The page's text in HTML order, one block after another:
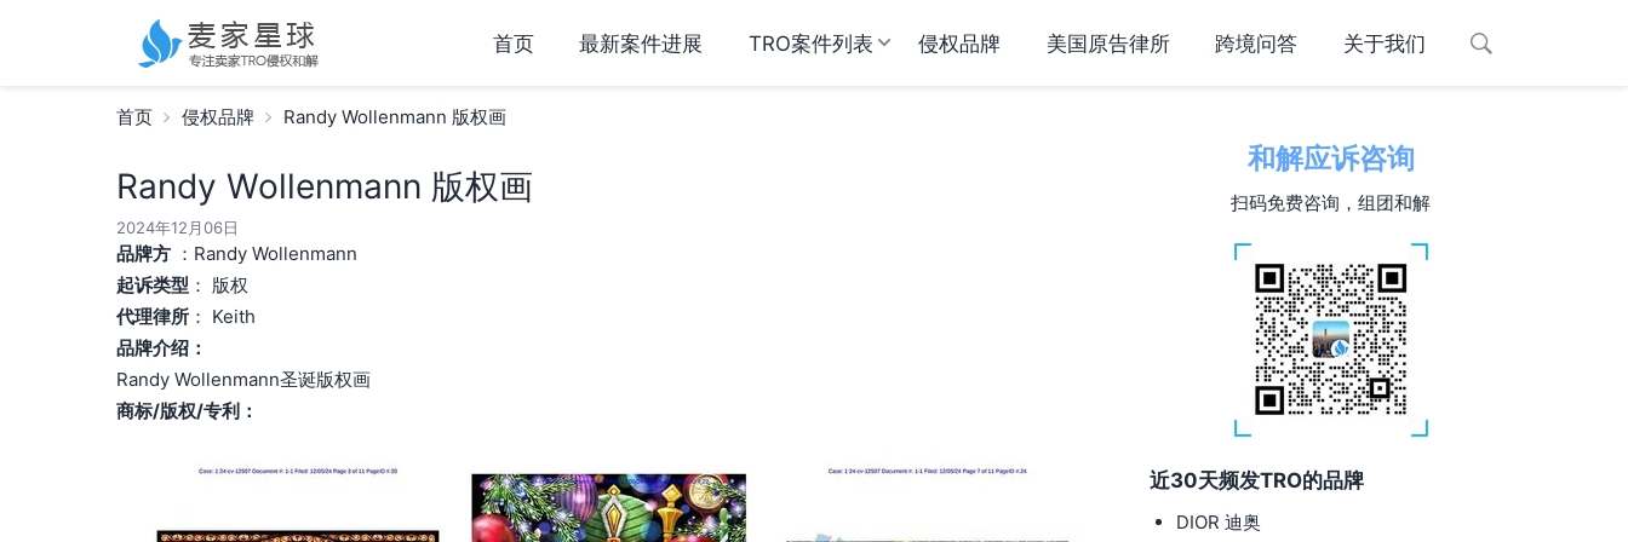
首页 最新案件进展 TRO案件列表 侵权品牌 美国原告律所 跨境问答 关于我们
首页 侵权品牌 Randy Wollenmann 版权画
和解应诉咨询
扫码免费咨询，组团和解
近30天频发TRO的品牌
DIOR 迪奥
Randy Wollenmann 版权画
2024年12月06日
品牌方：Randy Wollenmann
起诉类型 ： 版权
代理律所： Keith
品牌介绍：
Randy Wollenmann圣诞版权画
商标/版权/专利：